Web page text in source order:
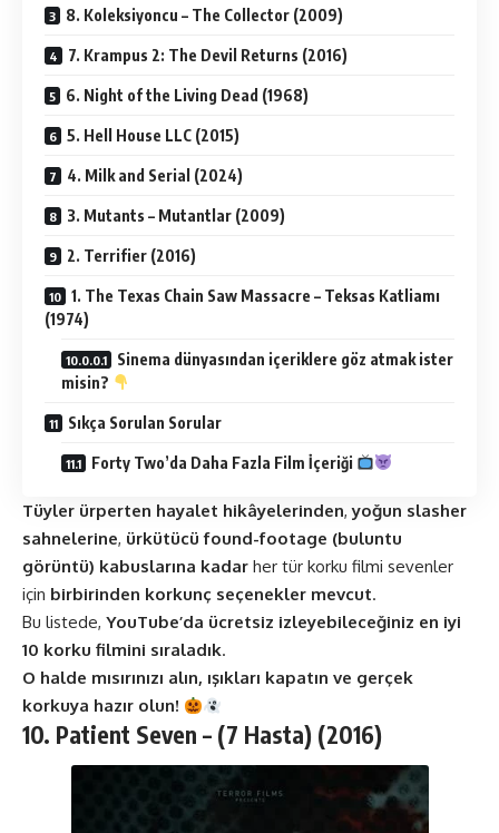
8. Koleksiyoncu – The Collector (2009)
7. Krampus 2: The Devil Returns (2016)
6. Night of the Living Dead (1968)
5. Hell House LLC (2015)
4. Milk and Serial (2024)
3. Mutants – Mutantlar (2009)
2. Terrifier (2016)
1. The Texas Chain Saw Massacre – Teksas Katliamı
(1974)
Sinema dünyasından içeriklere göz atmak ister
misin?
Sıkça Sorulan Sorular
Forty Two’da Daha Fazla Film İçeriği
Tüyler ürperten hayalet hikâyelerinden,yoğun slasher
sahnelerine, ürkütücü found-footage (buluntu
görüntü) kabuslarına kadar her tür korku filmi sevenler
için birbirinden korkunç seçenekler mevcut.
Bu listede, YouTube’da ücretsiz izleyebileceğiniz en iyi
10 korku filmini sıraladık.
O halde mısırınızı alın, ışıkları kapatın ve gerçek
korkuya hazır olun!
10. Patient Seven – (7 Hasta) (2016)